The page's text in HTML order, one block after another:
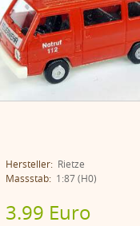
Hersteller:Rietze
Massstab:1:87 (H0)
3.99 Euro